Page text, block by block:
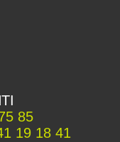
85
19 18 41